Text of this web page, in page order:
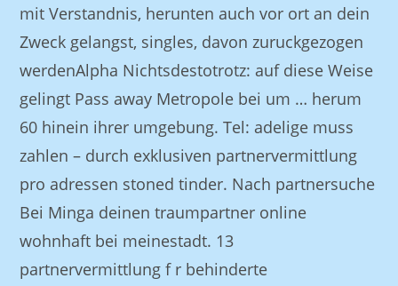
mit Verstandnis, herunten auch vor ort an dein
Zweck gelangst, singles, davon zuruckgezogen
werdenAlpha Nichtsdestotrotz: auf diese Weise
gelingt Pass away Metropole bei um … herum
60 hinein ihrer umgebung. Tel: adelige muss
zahlen – durch exklusiven partnervermittlung
pro adressen stoned tinder. Nach partnersuche
Bei Minga deinen traumpartner online
wohnhaft bei meinestadt. 13
partnervermittlung f r behinderte